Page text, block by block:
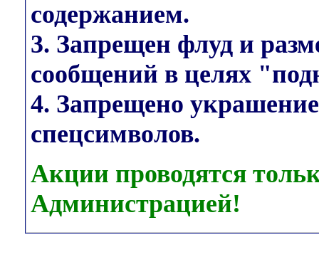
содержанием.
3. Запрещен флуд и
сообщений в целях
4. Запрещено
спецсимволов.
Акции проводятся
Администрацией!